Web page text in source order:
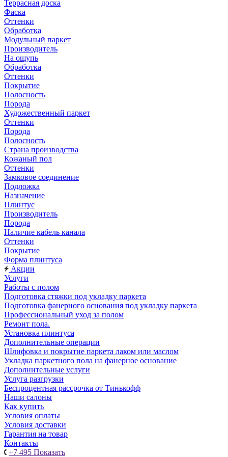
Террасная доска
Фаска
Оттенки
Обработка
Модульный паркет
Производитель
На ощупь
Обработка
Оттенки
Покрытие
Полосность
Порода
Художественный паркет
Оттенки
Порода
Полосность
Страна производства
Кожаный пол
Оттенки
Замковое соединение
Подложка
Назначение
Плинтус
Производитель
Порода
Наличие кабель канала
Оттенки
Покрытие
Форма плинтуса
Акции
Услуги
Работы с полом
Подготовка стяжки под укладку паркета
Подготовка фанерного основания под укладку паркета
Профессиональный уход за полом
Ремонт пола.
Установка плинтуса
Дополнительные операции
Шлифовка и покрытие паркета лаком или маслом
Укладка паркетного пола на фанерное основание
Дополнительные услуги
Услуга разгрузки
Беспроцентная рассрочка от Тинькофф
Наши салоны
Как купить
Условия оплаты
Условия доставки
Гарантия на товар
Контакты
+7 495 Показать